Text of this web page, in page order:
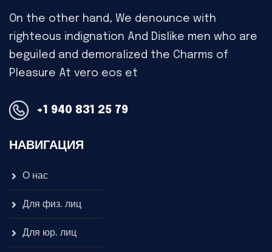
On the other hand, We denounce with
righteous indignation And Dislike men who are
beguiled and demoralized the Charms of
Pleasure At vero eos et
+1 940 831 25 79
НАВИГАЦИЯ
О нас
Для физ. лиц
Для юр. лиц